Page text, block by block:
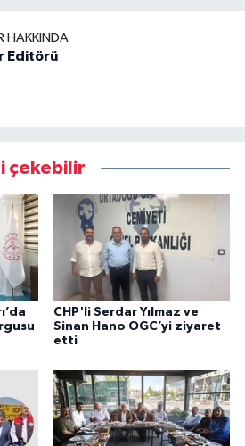
HAKKINDA
Editörü
çekebilir
CHP'li Serdar Yılmaz ve
Sinan Hano OGC’yi ziyaret
etti